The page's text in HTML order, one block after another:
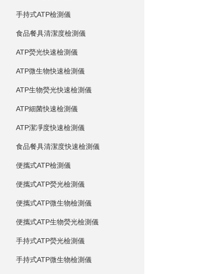
手持式ATP檢測儀
食品餐具清潔度檢測儀
ATP熒光快速檢測儀
ATP微生物快速檢測儀
ATP生物熒光快速檢測儀
ATP細菌快速檢測儀
ATP潔凈度快速檢測儀
食品餐具清潔度快速檢測儀
便攜式ATP檢測儀
便攜式ATP熒光檢測儀
便攜式ATP微生物檢測儀
便攜式ATP生物熒光檢測儀
手持式ATP熒光檢測儀
手持式ATP微生物檢測儀